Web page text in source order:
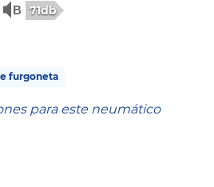
71db
furgoneta
para este neumático